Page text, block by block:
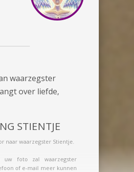
waarzegster
over liefde,
STIENTJE
naar waarzegster Stientje.
uw foto zal waarzegster
of e-mail meer kunnen